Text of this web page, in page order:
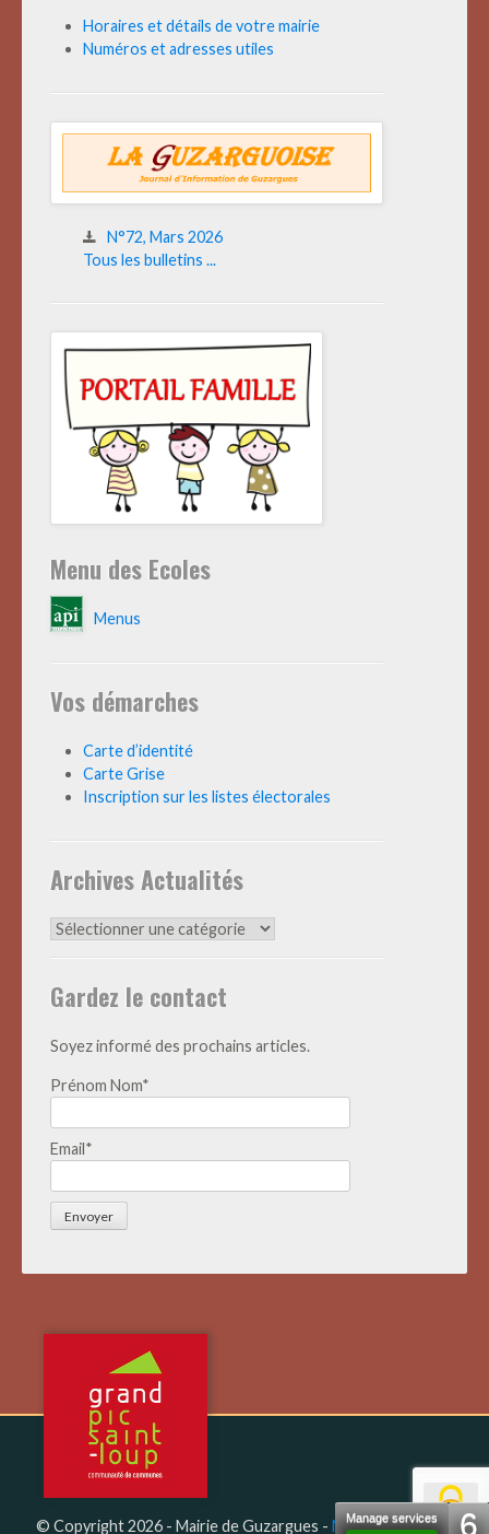
Horaires et détails de votre mairie
Numéros et adresses utiles
N°72, Mars 2026
Tous les bulletins ...
Menu des Ecoles
Menus
Vos démarches
Carte d’identité
Carte Grise
Inscription sur les listes électorales
Archives Actualités
Archives
Gardez le contact
Soyez informé des prochains articles.
Prénom Nom*
Email*
© Copyright 2026 - Mairie de Guzargues - Mentions Légales
Manage services 6